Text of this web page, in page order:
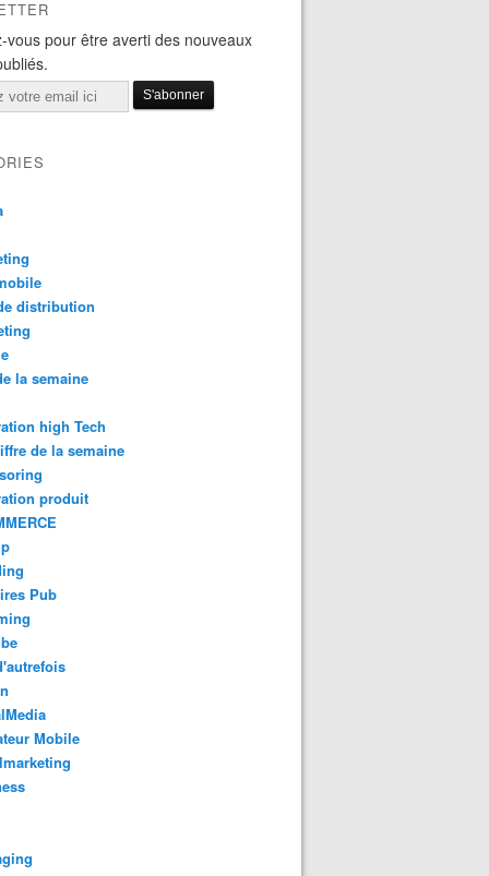
vous pour être averti des nouveaux
distribution
la semaine
high Tech
de la semaine
produit
Pub
Mobile